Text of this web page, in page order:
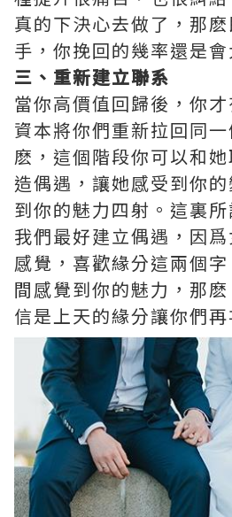
真的下決心去做了，那
手，你挽回的幾率還是會
三、重新建立聯系
當你高價值回歸後，你
資本將你們重新拉回同
麽，這個階段你可以和
造偶遇，讓她感受到你
到你的魅力四射。這裏所
我們最好建立偶遇，因
感覺，喜歡緣分這兩個
間感覺到你的魅力，那
信是上天的緣分讓你們再